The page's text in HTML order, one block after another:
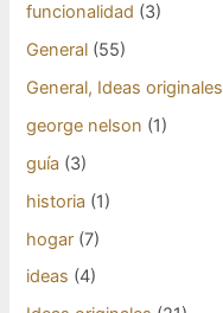
funcionalidad (3)
General (55)
General, Ideas originales
george nelson (1)
guía (3)
historia (1)
hogar (7)
ideas (4)